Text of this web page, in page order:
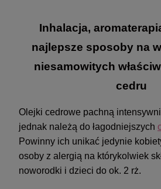
Inhalacja,
najlepsze sposoby na
niesamowitych
cedru
Olejki cedrowe pachną
jednak należą do łagodniejszych
Powinny ich unikać jedynie
osoby z alergią na którykolwiek
noworodki i dzieci do ok. 2 rż.